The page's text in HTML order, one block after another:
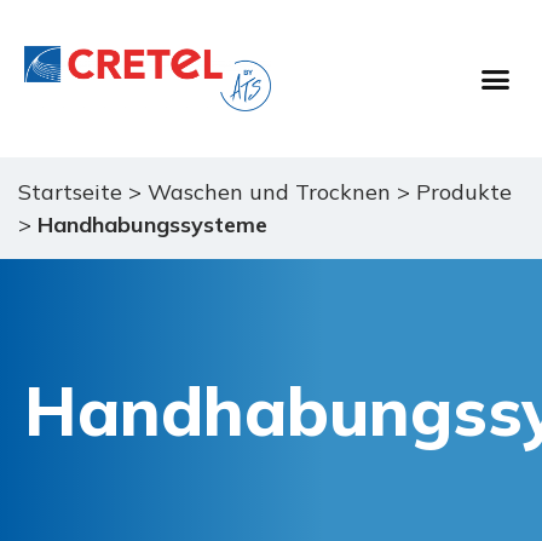
Startseite > Waschen und Trocknen > Produkte
> Handhabungssysteme